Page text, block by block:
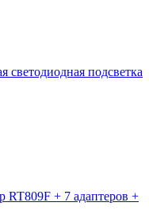
светодиодная подсветка
RT809F + 7 адаптеров +